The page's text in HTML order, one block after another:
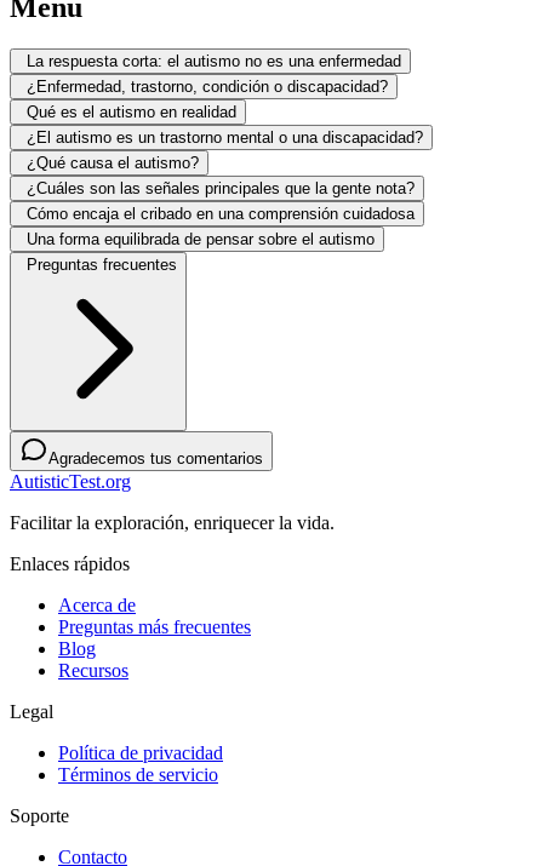
Menu
La respuesta corta: el autismo no es una enfermedad
¿Enfermedad, trastorno, condición o discapacidad?
Qué es el autismo en realidad
¿El autismo es un trastorno mental o una discapacidad?
¿Qué causa el autismo?
¿Cuáles son las señales principales que la gente nota?
Cómo encaja el cribado en una comprensión cuidadosa
Una forma equilibrada de pensar sobre el autismo
Preguntas frecuentes
Agradecemos tus comentarios
AutisticTest.org
Facilitar la exploración, enriquecer la vida.
Enlaces rápidos
Acerca de
Preguntas más frecuentes
Blog
Recursos
Legal
Política de privacidad
Términos de servicio
Soporte
Contacto